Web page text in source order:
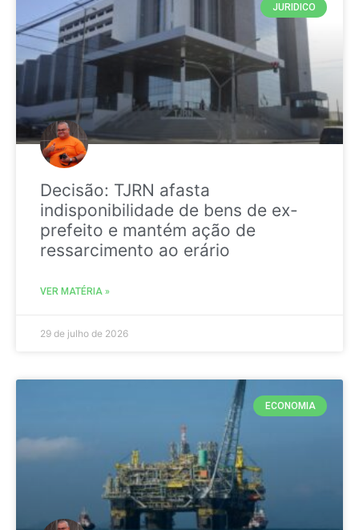
JURIDICO
Decisão: TJRN afasta
indisponibilidade de bens de ex-
prefeito e mantém ação de
ressarcimento ao erário
VER MATÉRIA »
29 de julho de 2026
ECONOMIA